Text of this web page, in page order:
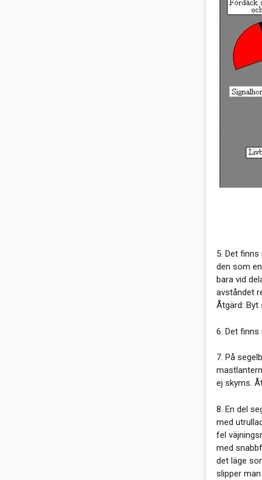
5. Det
den som
bara vid
avståndet
Åtgärd: Byt
6. Det
7. På
ej skyms.
8. En del
med
fel
med
det läge
slipper